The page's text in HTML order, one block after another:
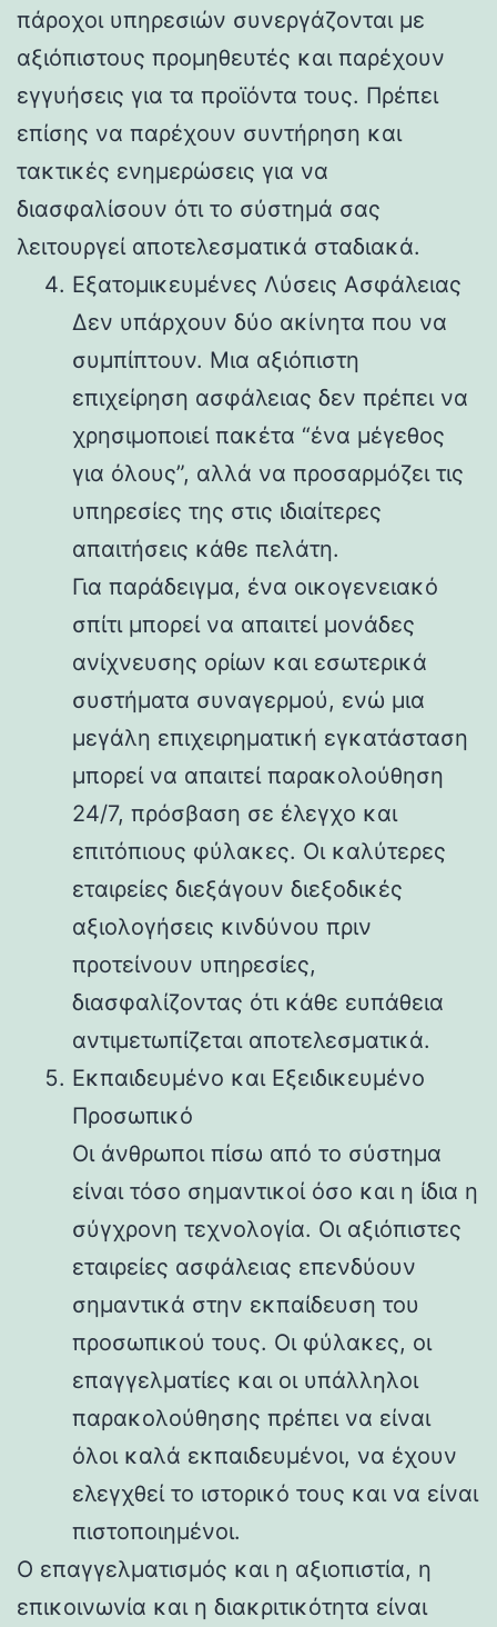
πάροχοι υπηρεσιών συνεργάζονται με
αξιόπιστους προμηθευτές και παρέχουν
εγγυήσεις για τα προϊόντα τους. Πρέπει
επίσης να παρέχουν συντήρηση και
τακτικές ενημερώσεις για να
διασφαλίσουν ότι το σύστημά σας
λειτουργεί αποτελεσματικά σταδιακά.
Εξατομικευμένες Λύσεις Ασφάλειας
Δεν υπάρχουν δύο ακίνητα που να
συμπίπτουν. Μια αξιόπιστη
επιχείρηση ασφάλειας δεν πρέπει να
χρησιμοποιεί πακέτα “ένα μέγεθος
για όλους”, αλλά να προσαρμόζει τις
υπηρεσίες της στις ιδιαίτερες
απαιτήσεις κάθε πελάτη.
Για παράδειγμα, ένα οικογενειακό
σπίτι μπορεί να απαιτεί μονάδες
ανίχνευσης ορίων και εσωτερικά
συστήματα συναγερμού, ενώ μια
μεγάλη επιχειρηματική εγκατάσταση
μπορεί να απαιτεί παρακολούθηση
24/7, πρόσβαση σε έλεγχο και
επιτόπιους φύλακες. Οι καλύτερες
εταιρείες διεξάγουν διεξοδικές
αξιολογήσεις κινδύνου πριν
προτείνουν υπηρεσίες,
διασφαλίζοντας ότι κάθε ευπάθεια
αντιμετωπίζεται αποτελεσματικά.
Εκπαιδευμένο και Εξειδικευμένο
Προσωπικό
Οι άνθρωποι πίσω από το σύστημα
είναι τόσο σημαντικοί όσο και η ίδια η
σύγχρονη τεχνολογία. Οι αξιόπιστες
εταιρείες ασφάλειας επενδύουν
σημαντικά στην εκπαίδευση του
προσωπικού τους. Οι φύλακες, οι
επαγγελματίες και οι υπάλληλοι
παρακολούθησης πρέπει να είναι
όλοι καλά εκπαιδευμένοι, να έχουν
ελεγχθεί το ιστορικό τους και να είναι
πιστοποιημένοι.
Ο επαγγελματισμός και η αξιοπιστία, η
επικοινωνία και η διακριτικότητα είναι